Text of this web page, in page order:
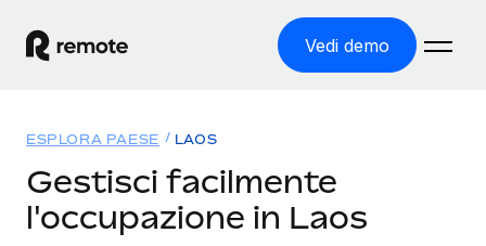
Vedi demo
ASSUMI NEL MONDO
Soluzioni
ESPLORA PAESE LAOS
Gestisci facilmente
l'occupazione in Laos